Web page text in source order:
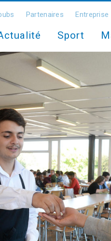
Partenaires Entreprise
Sport